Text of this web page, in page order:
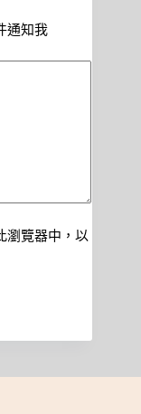
通知我
瀏覽器中，以